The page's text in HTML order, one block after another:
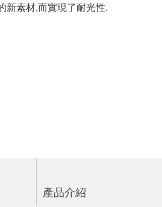
新素材,而實現了耐光性.
產品介紹